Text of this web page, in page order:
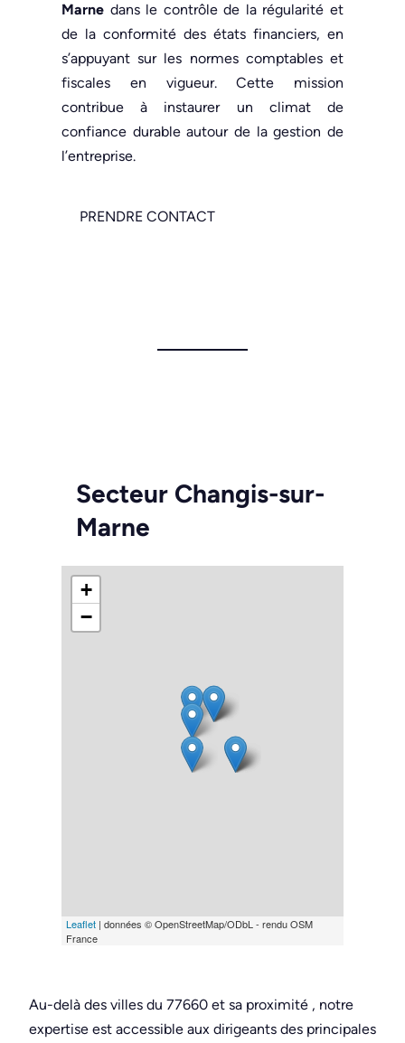
Marne dans le contrôle de la régularité et
de la conformité des états financiers, en
s’appuyant sur les normes comptables et
fiscales en vigueur. Cette mission
contribue à instaurer un climat de
confiance durable autour de la gestion de
l’entreprise.
PRENDRE CONTACT
Secteur Changis-sur-
Marne
+
−
Leaflet | données © OpenStreetMap/ODbL - rendu OSM
France
Au-delà des villes du 77660 et sa proximité , notre
expertise est accessible aux dirigeants des principales